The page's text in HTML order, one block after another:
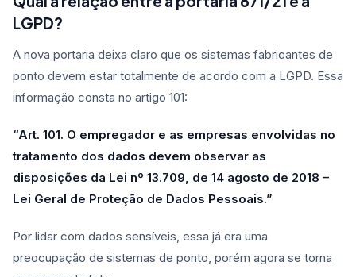
LGPD?
A nova portaria deixa claro que os sistemas fabricantes de
ponto devem estar totalmente de acordo com a LGPD. Essa
informação consta no artigo 101:
“Art. 101. O empregador e as empresas envolvidas no
tratamento dos dados devem observar as
disposições da Lei nº 13.709, de 14 agosto de 2018 –
Lei Geral de Proteção de Dados Pessoais.”
Por lidar com dados sensíveis, essa já era uma
preocupação de sistemas de ponto, porém agora se torna